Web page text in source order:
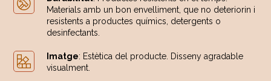
Materials amb un bon envelliment, que no deteriorin i
resistents a productes químics, detergents o
desinfectants.
Imatge: Estètica del producte. Disseny agradable
visualment.